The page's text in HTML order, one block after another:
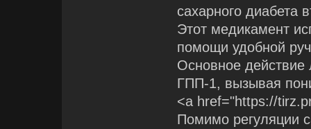
сахарного диабета
Этот медикамент
помощи удобной
Основное действие
ГПП-1, вызывая
<a href="https://
Помимо регуляции